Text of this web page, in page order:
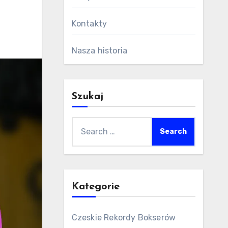
Kontakty
Nasza historia
Szukaj
for:
Kategorie
Czeskie Rekordy Bokserów